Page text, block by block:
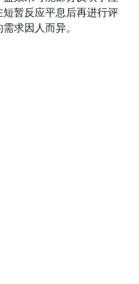
暂反应平息后再进行评
求因人而异。